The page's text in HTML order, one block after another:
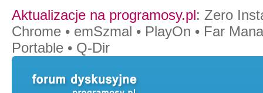
Aktualizacje na programosy.pl: Zero
Chrome • emSzmal • PlayOn • Far
Portable • Q-Dir